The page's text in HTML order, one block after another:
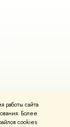
работы сайта
Более
cookies